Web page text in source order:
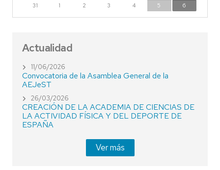
31
1 2 3 4 5 6
Actualidad
11/06/2026
Convocatoria de la Asamblea General de la
AEJeST
26/03/2026
CREACIÓN DE LA ACADEMIA DE CIENCIAS DE
LA ACTIVIDAD FÍSICA Y DEL DEPORTE DE
ESPAÑA
Ver más